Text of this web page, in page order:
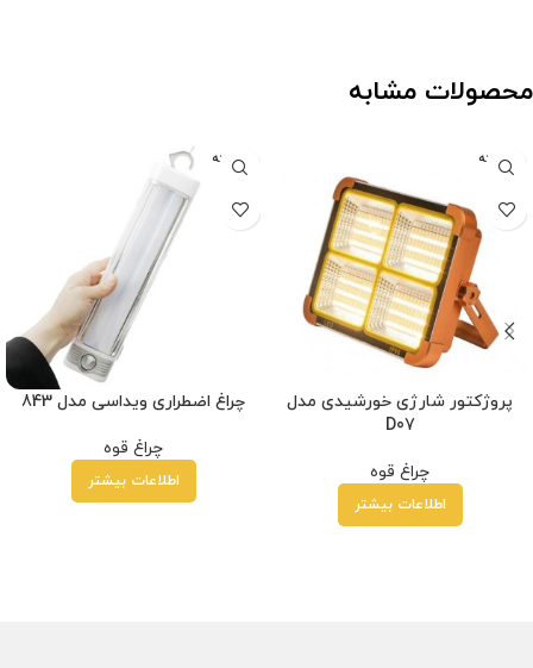
محصولات مشابه
فروخته
شده
پروژکتور شارژی خورشیدی مدل
D07
چراغ قوه
اطلاعات بیشتر
فروخته
شده
چراغ اضطراری ویداسی مدل 843
چراغ قوه
اطلاعات بیشتر